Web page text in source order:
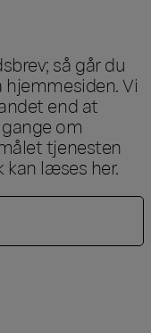
så går du
Vi
end at
om
tjenesten
kan læses her.